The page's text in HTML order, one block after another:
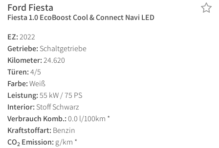
Ford Fiesta
Fiesta 1.0 EcoBoost Cool & Connect Navi LED
EZ:2022
Getriebe: Schaltgetriebe
Kilometer:24.620
Türen:4/5
Farbe:Weiß
Leistung:55 kW / 75 PS
Interior: Stoff Schwarz
Verbrauch Komb.:0.0 l/100km *
Kraftstoffart: Benzin
CO2 Emission: g/km *